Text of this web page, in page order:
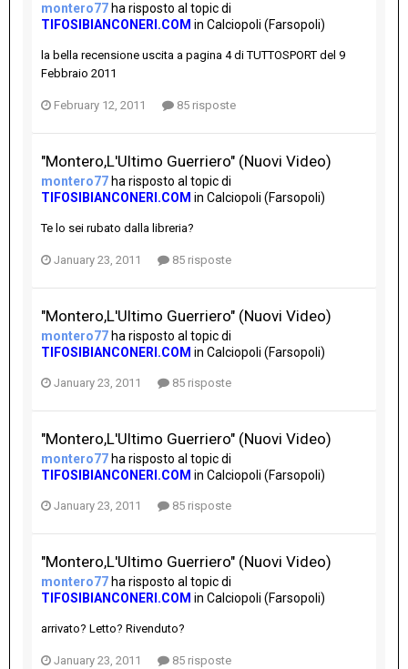
montero77 ha risposto al topic di
TIFOSIBIANCONERI.COM in Calciopoli (Farsopoli)
la bella recensione uscita a pagina 4 di TUTTOSPORT del 9
Febbraio 2011
February 12, 2011 85 risposte
"Montero,L'Ultimo Guerriero" (Nuovi Video)
montero77 ha risposto al topic di
TIFOSIBIANCONERI.COM in Calciopoli (Farsopoli)
Te lo sei rubato dalla libreria?
January 23, 2011 85 risposte
"Montero,L'Ultimo Guerriero" (Nuovi Video)
montero77 ha risposto al topic di
TIFOSIBIANCONERI.COM in Calciopoli (Farsopoli)
January 23, 2011 85 risposte
"Montero,L'Ultimo Guerriero" (Nuovi Video)
montero77 ha risposto al topic di
TIFOSIBIANCONERI.COM in Calciopoli (Farsopoli)
January 23, 2011 85 risposte
"Montero,L'Ultimo Guerriero" (Nuovi Video)
montero77 ha risposto al topic di
TIFOSIBIANCONERI.COM in Calciopoli (Farsopoli)
arrivato? Letto? Rivenduto?
January 23, 2011 85 risposte